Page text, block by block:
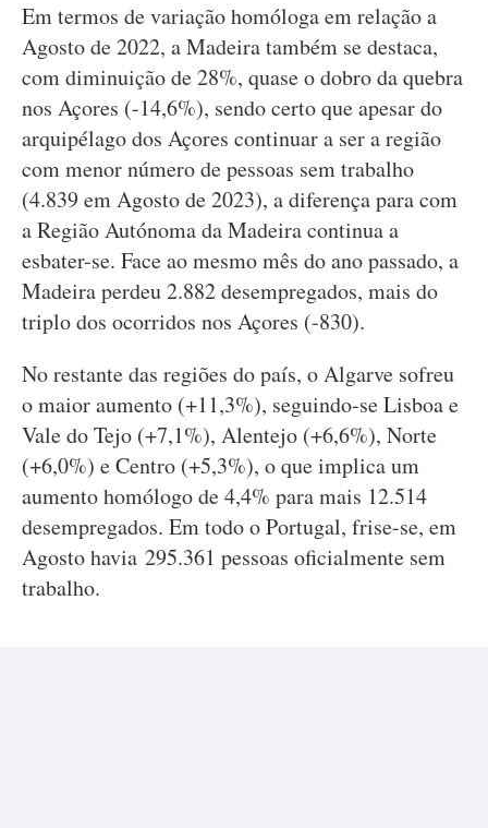
Em termos de variação homóloga em relação a
Agosto de 2022, a Madeira também se destaca,
com diminuição de 28%, quase o dobro da quebra
nos Açores (-14,6%), sendo certo que apesar do
arquipélago dos Açores continuar a ser a região
com menor número de pessoas sem trabalho
(4.839 em Agosto de 2023), a diferença para com
a Região Autónoma da Madeira continua a
esbater-se. Face ao mesmo mês do ano passado, a
Madeira perdeu 2.882 desempregados, mais do
triplo dos ocorridos nos Açores (-830).
No restante das regiões do país, o Algarve sofreu
o maior aumento (+11,3%), seguindo-se Lisboa e
Vale do Tejo (+7,1%), Alentejo (+6,6%), Norte
(+6,0%) e Centro (+5,3%), o que implica um
aumento homólogo de 4,4% para mais 12.514
desempregados. Em todo o Portugal, frise-se, em
Agosto havia 295.361 pessoas oficialmente sem
trabalho.